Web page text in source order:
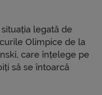
legată de
Olimpice de la
care înțelege pe
să se întoarcă